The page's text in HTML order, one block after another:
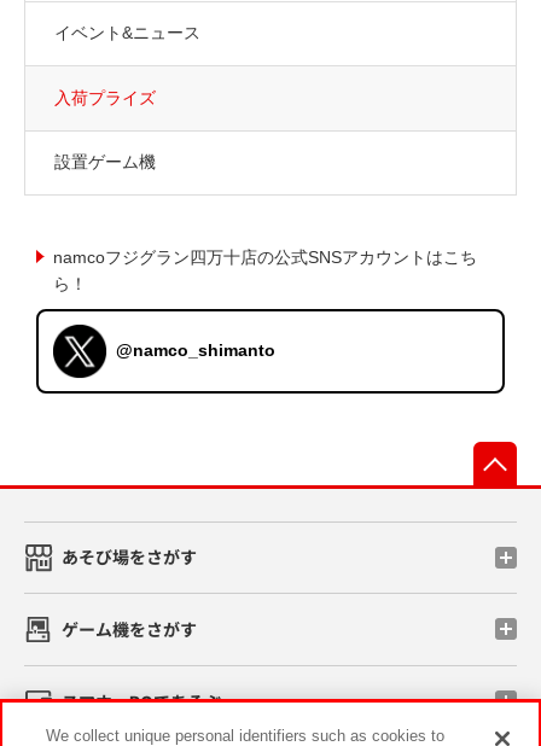
イベント&ニュース
入荷プライズ
設置ゲーム機
namcoフジグラン四万十店の公式SNSアカウントはこち
ら！
@namco_shimanto
あそび場をさがす
ゲーム機をさがす
スマホ・PCであそぶ
We collect unique personal identifiers such as cookies to